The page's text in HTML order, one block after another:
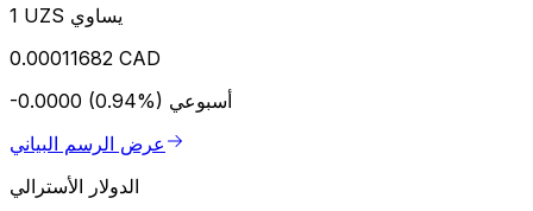
1 UZS يساوي
0.00011682 CAD
-0.0000 (0.94%) أسبوعي
عرض الرسم البياني
الدولار الأسترالي